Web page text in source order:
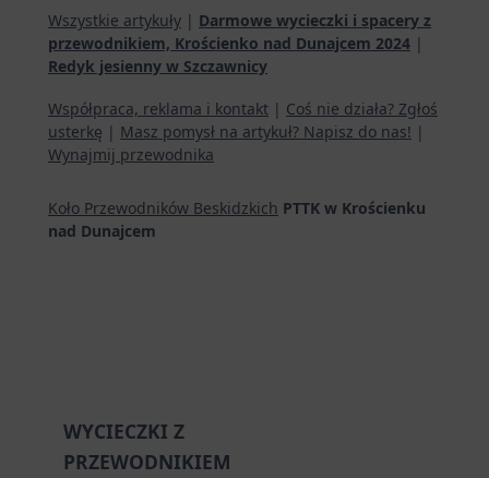
Wszystkie artykuły | Darmowe wycieczki i spacery z
przewodnikiem, Krościenko nad Dunajcem 2024 |
Redyk jesienny w Szczawnicy
Współpraca, reklama i kontakt | Coś nie działa? Zgłoś
usterkę | Masz pomysł na artykuł? Napisz do nas! |
Wynajmij przewodnika
Koło Przewodników Beskidzkich PTTK w Krościenku
nad Dunajcem
WYCIECZKI Z
PRZEWODNIKIEM